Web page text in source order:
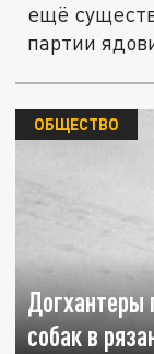
ещё
партии
Догхантеры
собак в
ОБЩЕСТВО